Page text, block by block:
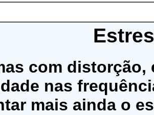
com
nas
mais ainda o